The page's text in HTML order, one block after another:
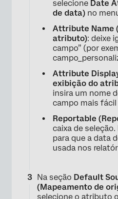
selecione Date
de data) no
Attribute Name
atributo): deixe
campo” (por
Attribute
exibição do
insira um nome
campo mais fácil
Reportable
caixa de
para que a data
usada nos
Na seção Default
(Mapeamento de
selecione o atributo